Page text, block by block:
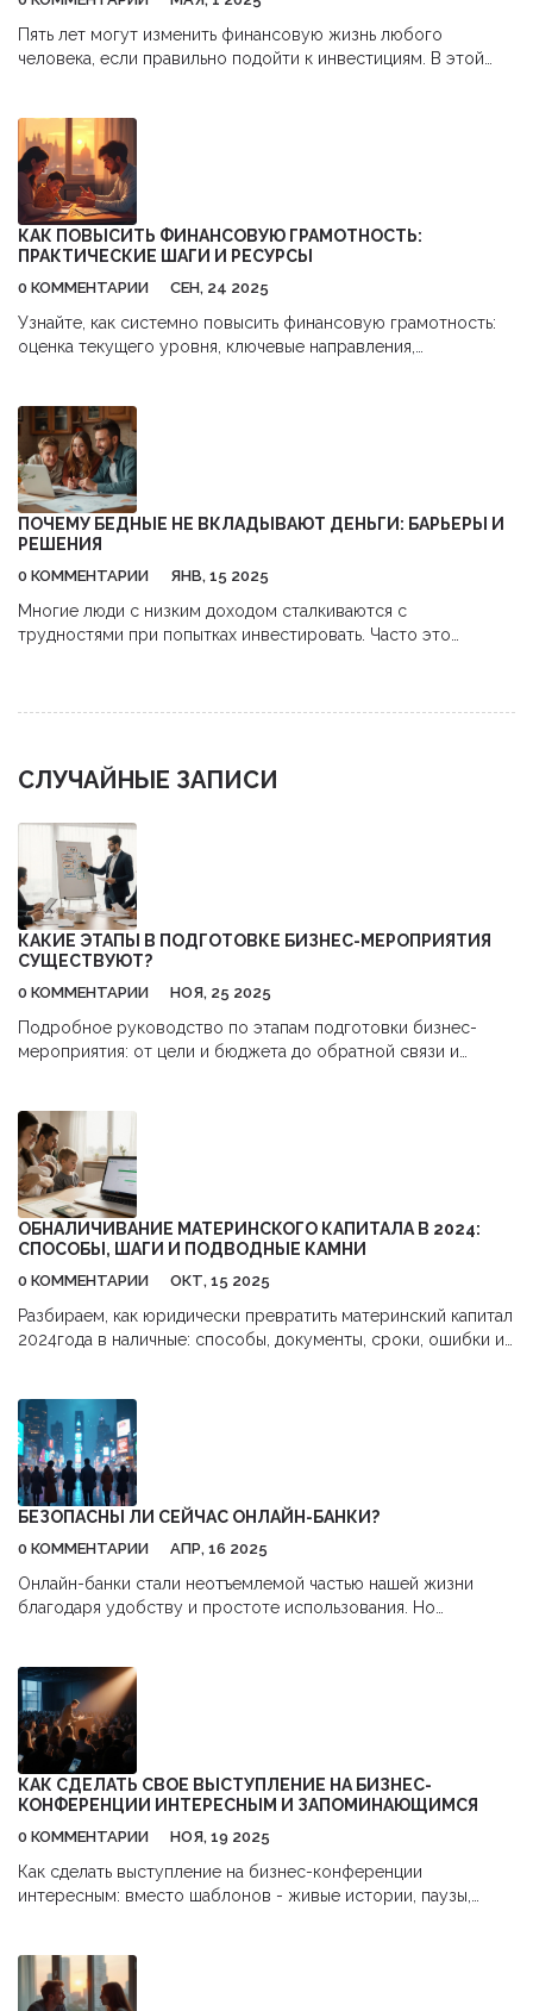
Пять лет могут изменить финансовую жизнь любого
человека, если правильно подойти к инвестициям. В этой
ожидать чудес. Расскажу на реальных примерах и свежих
цифрах, сколько могли бы принести вложения за этот срок.
Дам практические советы — что учитывают опытные
инвесторы, чтобы не попасть впросак. Узнаете, почему
стратегия важнее удачи и как минимизировать риски.
КАК ПОВЫСИТЬ ФИНАНСОВУЮ ГРАМОТНОСТЬ:
ПРАКТИЧЕСКИЕ ШАГИ И РЕСУРСЫ
0 КОММЕНТАРИИ СЕН, 24 2025
Узнайте, как системно повысить финансовую грамотность:
оценка текущего уровня, ключевые направления,
ПОЧЕМУ БЕДНЫЕ НЕ ВКЛАДЫВАЮТ ДЕНЬГИ: БАРЬЕРЫ И
РЕШЕНИЯ
0 КОММЕНТАРИИ ЯНВ, 15 2025
Многие люди с низким доходом сталкиваются с
трудностями при попытках инвестировать. Часто это
СЛУЧАЙНЫЕ ЗАПИСИ
КАКИЕ ЭТАПЫ В ПОДГОТОВКЕ БИЗНЕС-МЕРОПРИЯТИЯ
СУЩЕСТВУЮТ?
0 КОММЕНТАРИИ НОЯ, 25 2025
Подробное руководство по этапам подготовки бизнес-
мероприятия: от цели и бюджета до обратной связи и
ОБНАЛИЧИВАНИЕ МАТЕРИНСКОГО КАПИТАЛА В 2024:
СПОСОБЫ, ШАГИ И ПОДВОДНЫЕ КАМНИ
0 КОММЕНТАРИИ ОКТ, 15 2025
Разбираем, как юридически превратить материнский капитал
2024года в наличные: способы, документы, сроки, ошибки и
БЕЗОПАСНЫ ЛИ СЕЙЧАС ОНЛАЙН-БАНКИ?
0 КОММЕНТАРИИ АПР, 16 2025
Онлайн-банки стали неотъемлемой частью нашей жизни
благодаря удобству и простоте использования. Но
как защитить свои деньги и данные, а также моменты,
которые помогут чувствовать себя увереннее в цифровом
мире.
КАК СДЕЛАТЬ СВОЕ ВЫСТУПЛЕНИЕ НА БИЗНЕС-
КОНФЕРЕНЦИИ ИНТЕРЕСНЫМ И ЗАПОМИНАЮЩИМСЯ
0 КОММЕНТАРИИ НОЯ, 19 2025
Как сделать выступление на бизнес-конференции
интересным: вместо шаблонов - живые истории, паузы,